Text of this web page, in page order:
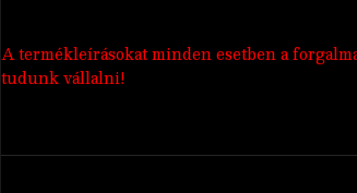
A termékleírásokat minden esetben a
tudunk vállalni!